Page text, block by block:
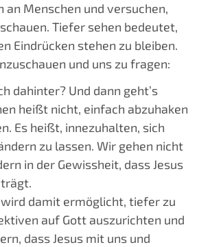
an Menschen und versuchen,
Tiefer sehen bedeutet,
Eindrücken stehen zu bleiben.
und uns zu fragen:
dahinter? Und dann geht’s
heißt nicht, einfach abzuhaken
Es heißt, innezuhalten, sich
zu lassen. Wir gehen nicht
in der Gewissheit, dass Jesus
wird damit ermöglicht, tiefer zu
auf Gott auszurichten und
dass Jesus mit uns und